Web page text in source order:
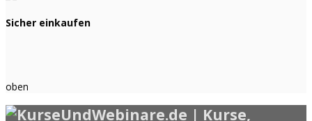
Sicher einkaufen
oben